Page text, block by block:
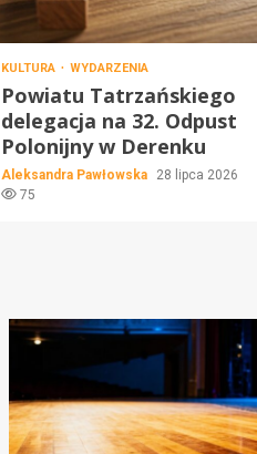
KULTURA WYDARZENIA
Powiatu Tatrzańskiego
delegacja na 32. Odpust
Polonijny w Derenku
Aleksandra Pawłowska
28 lipca 2026
75